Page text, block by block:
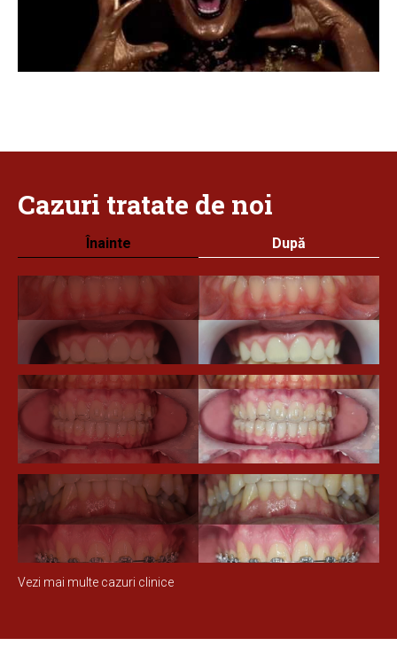
Cazuri tratate de noi
Înainte După
Vezi mai multe cazuri clinice